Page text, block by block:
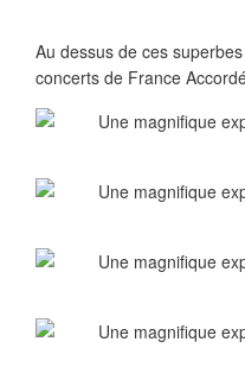
Au dessus de ces
concerts de France